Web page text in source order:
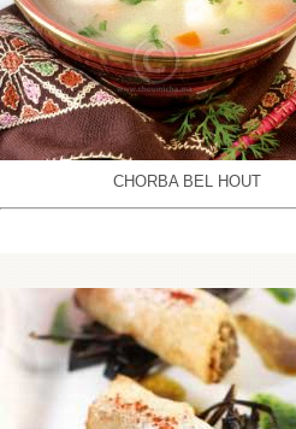
CHORBA BEL HOUT